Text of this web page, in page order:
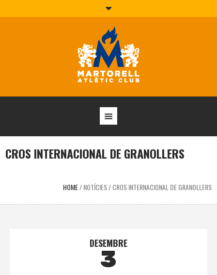
CROS INTERNACIONAL DE GRANOLLERS
HOME/NOTÍCIES/CROS INTERNACIONAL DE GRANOLLERS
DESEMBRE
3